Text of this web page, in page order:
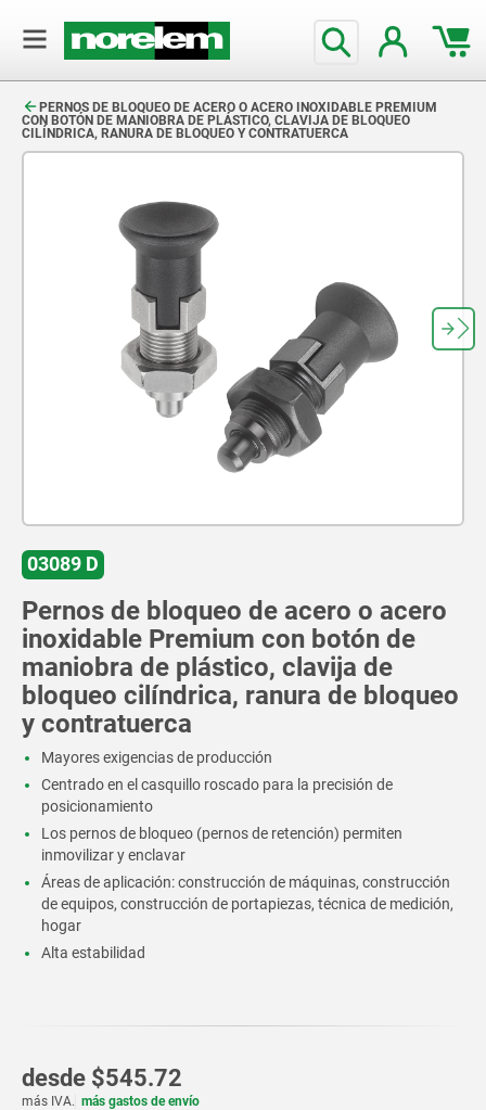
PERNOS DE BLOQUEO DE ACERO O ACERO INOXIDABLE PREMIUM
CON BOTÓN DE MANIOBRA DE PLÁSTICO, CLAVIJA DE BLOQUEO
CILÍNDRICA, RANURA DE BLOQUEO Y CONTRATUERCA
03089 D
Pernos de bloqueo de acero o acero
inoxidable Premium con botón de
maniobra de plástico, clavija de
bloqueo cilíndrica, ranura de bloqueo
y contratuerca
Mayores exigencias de producción
Centrado en el casquillo roscado para la precisión de
posicionamiento
Los pernos de bloqueo (pernos de retención) permiten
inmovilizar y enclavar
Áreas de aplicación: construcción de máquinas, construcción
de equipos, construcción de portapiezas, técnica de medición,
hogar
Alta estabilidad
desde $545.72
más IVA. más gastos de envío